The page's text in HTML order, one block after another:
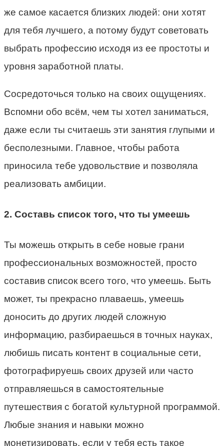
же самое касается близких людей: они хотят
для тебя лучшего, а потому будут советовать
выбрать профессию исходя из ее простоты и
уровня заработной платы.
Сосредоточься только на своих ощущениях.
Вспомни обо всём, чем ты хотел заниматься,
даже если ты считаешь эти занятия глупыми и
бесполезными. Главное, чтобы работа
приносила тебе удовольствие и позволяла
реализовать амбиции.
2. Составь список того, что ты умеешь
Ты можешь открыть в себе новые грани
профессиональных возможностей, просто
составив список всего того, что умеешь. Быть
может, ты прекрасно плаваешь, умеешь
доносить до других людей сложную
информацию, разбираешься в точных науках,
любишь писать контент в социальные сети,
фотографируешь своих друзей или часто
отправляешься в самостоятельные
путешествия с богатой культурной программой.
Любые знания и навыки можно
монетизировать, если у тебя есть такое